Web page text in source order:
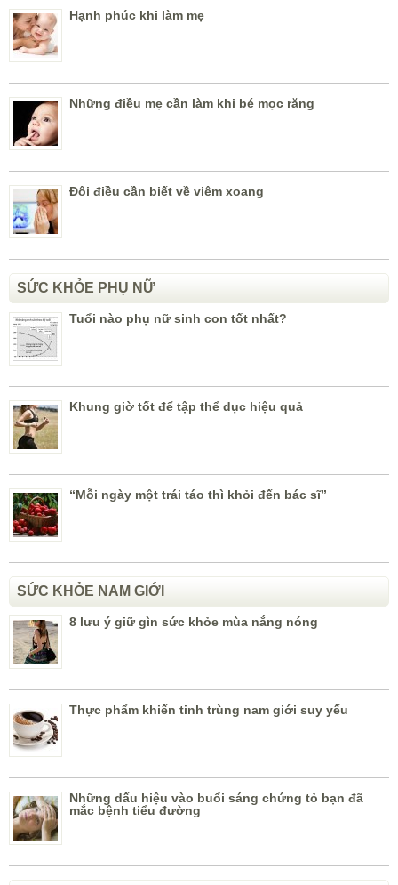
Hạnh phúc khi làm mẹ
Những điều mẹ cần làm khi bé mọc răng
Đôi điều cần biết về viêm xoang
SỨC KHỎE PHỤ NỮ
Tuổi nào phụ nữ sinh con tốt nhất?
Khung giờ tốt để tập thể dục hiệu quả
“Mỗi ngày một trái táo thì khỏi đến bác sĩ”
SỨC KHỎE NAM GIỚI
8 lưu ý giữ gìn sức khỏe mùa nắng nóng
Thực phẩm khiến tinh trùng nam giới suy yếu
Những dấu hiệu vào buổi sáng chứng tỏ bạn đã
mắc bệnh tiểu đường